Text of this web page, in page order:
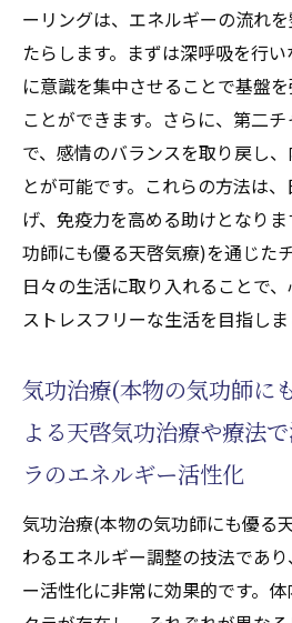
ーリングは、エネルギーの流れ
たらします。まずは深呼吸を行
に意識を集中させることで基盤
ことができます。さらに、第二
で、感情のバランスを取り戻し
とが可能です。これらの方法は
げ、免疫力を高める助けとなり
功師にも優る天啓気療)を通じた
日々の生活に取り入れることで、
ストレスフリーな生活を目指しま
気功治療(本物の気功師に
よる天啓気功治療や療法
ラのエネルギー活性化
気功治療(本物の気功師にも優る
わるエネルギー調整の技法であ
ー活性化に非常に効果的です。